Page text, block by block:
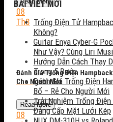
08
Th8
Đánh Giá Trống Điện
Cho Người Mới
Read More
08
BÀI VIẾT MỚI
Trống Điện Tử
Không?
Guitar Enya Cyber-G
Như Vậy? Cùng Liri
Hướng Dẫn Cách Thay
Trong 5 Bước
Đánh Giá Trống Điện
Bổ – Rẻ Cho Người Mới
Trải Nghiệm Trống
Đẳng Cấp Mặt Lưới Kép